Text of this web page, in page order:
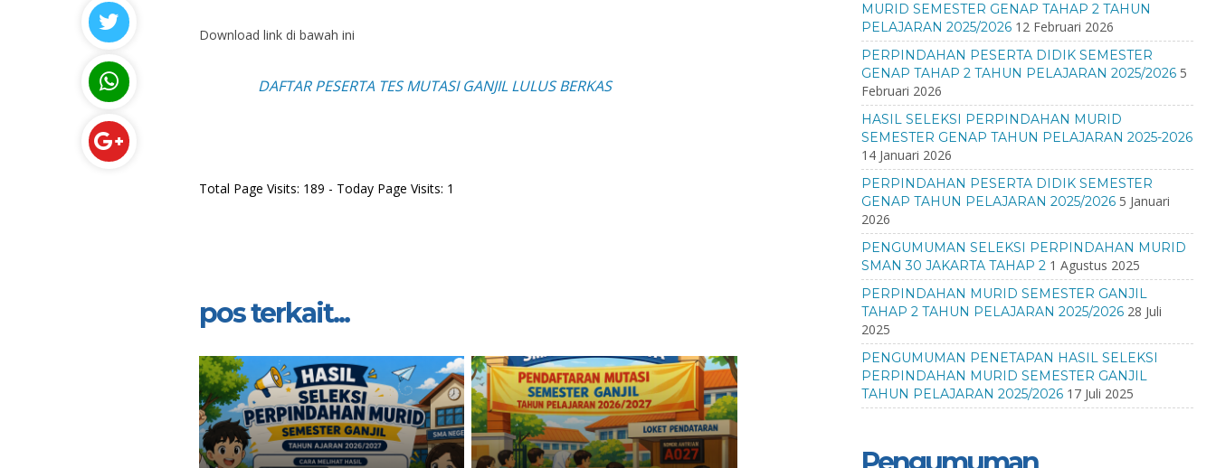
Download link di bawah ini
DAFTAR PESERTA TES MUTASI GANJIL LULUS BERKAS
Total Page Visits: 189 - Today Page Visits: 1
pos terkait...
MURID SEMESTER GENAP TAHAP 2 TAHUN
PELAJARAN 2025/2026 12 Februari 2026
PERPINDAHAN PESERTA DIDIK SEMESTER
GENAP TAHAP 2 TAHUN PELAJARAN 2025/2026 5
Februari 2026
HASIL SELEKSI PERPINDAHAN MURID
SEMESTER GENAP TAHUN PELAJARAN 2025-2026
14 Januari 2026
PERPINDAHAN PESERTA DIDIK SEMESTER
GENAP TAHUN PELAJARAN 2025/2026 5 Januari
2026
PENGUMUMAN SELEKSI PERPINDAHAN MURID
SMAN 30 JAKARTA TAHAP 2 1 Agustus 2025
PERPINDAHAN MURID SEMESTER GANJIL
TAHAP 2 TAHUN PELAJARAN 2025/2026 28 Juli
2025
PENGUMUMAN PENETAPAN HASIL SELEKSI
PERPINDAHAN MURID SEMESTER GANJIL
TAHUN PELAJARAN 2025/2026 17 Juli 2025